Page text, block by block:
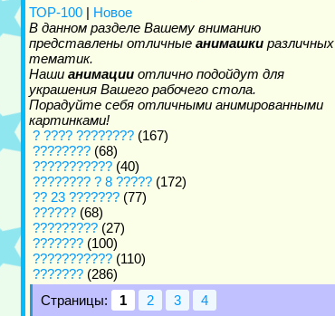
ТОР-100 | Новое
В данном разделе Вашему вниманию
представлены отличные анимашки различных
тематик.
Наши анимации отлично подойдут для
украшения Вашего рабочего стола.
Порадуйте себя отличными анимированными
картинками!
? ???? ???????? (167)
???????? (68)
??????????? (40)
???????? ? 8 ????? (172)
?? 23 ??????? (77)
?????? (68)
????????? (27)
??????? (100)
??????????? (110)
??????? (286)
Страницы:
1 2 3 4